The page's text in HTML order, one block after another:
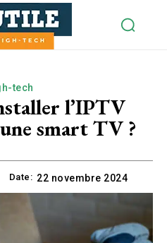
tech
l’IPTV
smart TV ?
Date: 22 novembre 2024